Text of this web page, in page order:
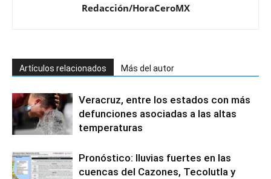
Redacción/HoraCeroMX
Artículos relacionados Más del autor
Veracruz, entre los estados con más
defunciones asociadas a las altas
temperaturas
Pronóstico: lluvias fuertes en las
cuencas del Cazones, Tecolutla y